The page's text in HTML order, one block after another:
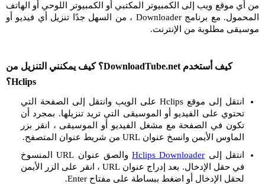
من أي موقع ويب إلى الكمبيوتر المكتبي أو الكمبيوتر اللوحي أو الهاتف
المحمول. مع برنامج Downloader ، من السهل جدًا تنزيل أي فيديو أو
موسيقى مطلوبة من الإنترنت.
كيف أستخدم DownloadTube.net؟ كيف يمكنني التنزيل من
Hclips؟
انتقل إلى موقع Hclips على الويب وانتقل إلى الصفحة التي
تحتوي على الفيديو أو الموسيقى التي تريد تنزيلها. بمجرد أن
تكون في الصفحة مع مشغل الفيديو أو الموسيقى ، انقر بزر
الماوس الأيمن وانسخ عنوان URL من شريط عنوان المتصفح.
انتقل إلى Hclips Downloader
والصق عنوان URL المنسوخ
في حقل الإدخال. بعد إدراج عنوان URL ، انقر على الزر الأيمن
لحقل الإدخال أو اضغط ببساطة على مفتاح Enter.